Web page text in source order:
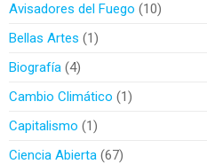
Avisadores del Fuego
10
Bellas Artes
1
Biografía 4
Cambio Climático
1
Capitalismo
1
Ciencia Abierta 67